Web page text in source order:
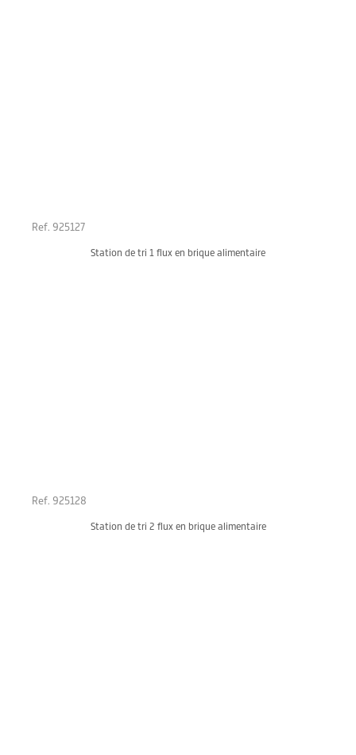
Ref. 925127
Station de tri 1 flux en brique alimentaire
Ref. 925128
Station de tri 2 flux en brique alimentaire